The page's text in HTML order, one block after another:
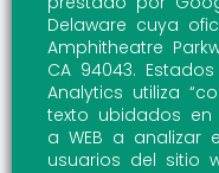
Delaware cuya
Amphitheatre
CA 94043.
Analytics utiliza
texto ubidados
a WEB a analizar
usuarios del sitio